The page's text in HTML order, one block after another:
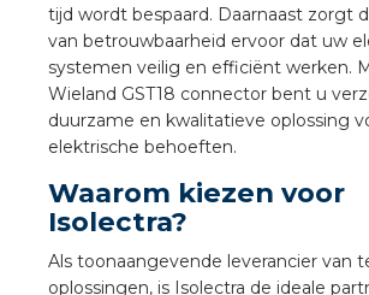
tijd wordt bespaard. Daarnaast zorgt
van betrouwbaarheid ervoor dat uw
systemen veilig en efficiënt werken.
Wieland GST18 connector bent u
duurzame en kwalitatieve oplossing
elektrische behoeften.
Waarom kiezen voor
Isolectra?
Als toonaangevende leverancier van
oplossingen, is Isolectra de ideale
GST®
RST®